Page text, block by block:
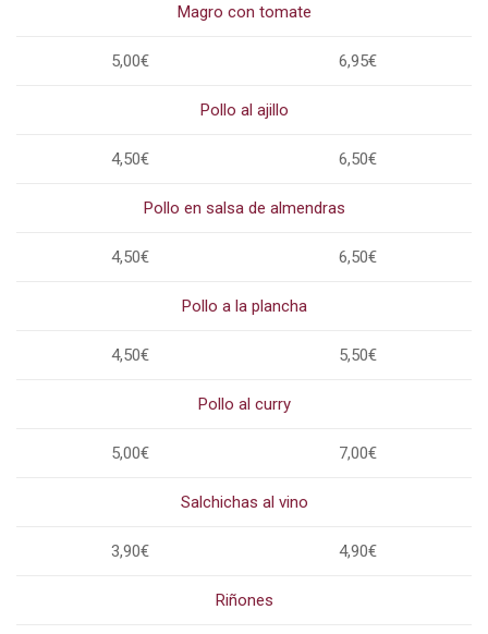
Magro con tomate
5,00€ 6,95€
Pollo al ajillo
4,50€ 6,50€
Pollo en salsa de almendras
4,50€ 6,50€
Pollo a la plancha
4,50€ 5,50€
Pollo al curry
5,00€ 7,00€
Salchichas al vino
3,90€ 4,90€
Riñones